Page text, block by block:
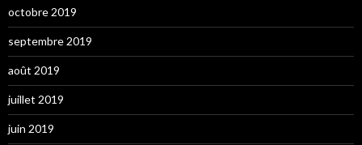
octobre 2019
septembre 2019
août 2019
juillet 2019
juin 2019